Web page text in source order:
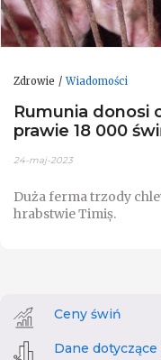
Zdrowie Wiadomości
Rumunia donosi
prawie 18 000
24-maj-2023
Duża ferma trzody
hrabstwie Timiș.
Ceny świń
Dane